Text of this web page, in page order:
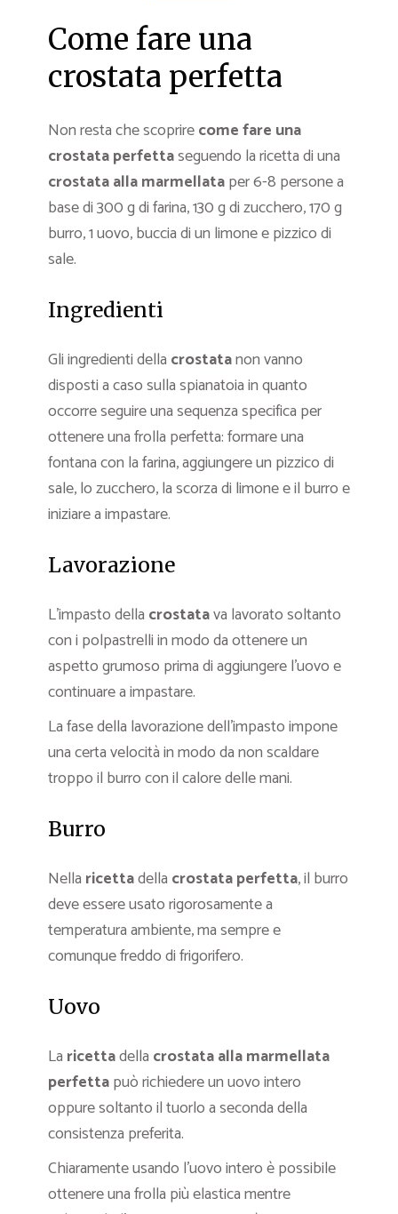
Come fare una
crostata perfetta
Non resta che scoprirecome fare una
crostata perfettaseguendo la ricetta di una
crostata alla marmellataper 6-8 persone a
base di 300 g di farina, 130 g di zucchero, 170 g
burro, 1 uovo, buccia di un limone e pizzico di
sale.
Ingredienti
Gli ingredienti della crostatanon vanno
disposti a caso sulla spianatoia in quanto
occorre seguire una sequenza specifica per
ottenere una frolla perfetta: formare una
fontana con la farina, aggiungere un pizzico di
sale, lo zucchero, la scorza di limone e il burro e
iniziare a impastare.
Lavorazione
L’impasto della crostatava lavorato soltanto
con i polpastrelli in modo da ottenere un
aspetto grumoso prima di aggiungere l’uovo e
continuare a impastare.
La fase della lavorazione dell’impasto impone
una certa velocità in modo da non scaldare
troppo il burro con il calore delle mani.
Burro
Nella ricettadella crostata perfetta, il burro
deve essere usato rigorosamente a
temperatura ambiente, ma sempre e
comunque freddo di frigorifero.
Uovo
La ricettadella crostata alla marmellata
perfettapuò richiedere un uovo intero
oppure soltanto il tuorlo a seconda della
consistenza preferita.
Chiaramente usando l’uovo intero è possibile
ottenere una frolla più elastica mentre